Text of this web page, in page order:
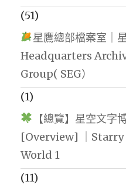
(51)
星鷹總部檔案室｜
Headquarters
Group( SEG）
(1)
【總覽】星空文字
[Overview] ｜Starry
World 1
(11)